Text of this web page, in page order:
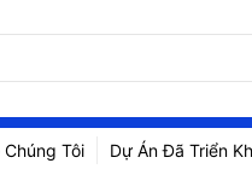
Chúng Tôi Dự Án Đã Triển